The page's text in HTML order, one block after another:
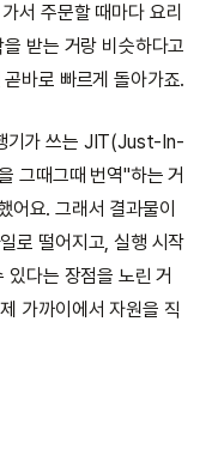
서 주문할 때마다 요리
받는 거랑 비슷하다고
바로 빠르게 돌아가죠.
기가 쓰는 JIT(Just-In-
그때그때 번역"하는 거
요. 그래서 결과물이
로 떨어지고, 실행 시작
있다는 장점을 노린 거
가까이에서 자원을 직